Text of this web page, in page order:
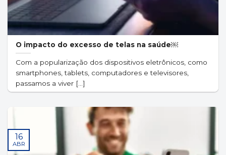
O impacto do excesso de telas na saúde￼
Com a popularização dos dispositivos eletrônicos, como
smartphones, tablets, computadores e televisores,
passamos a viver [...]
16
ABR